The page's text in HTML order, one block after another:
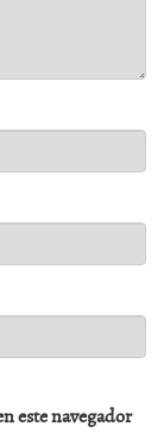
este navegador